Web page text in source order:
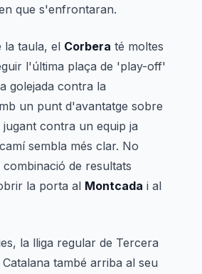
que s'enfrontaran.
la taula, el Corbera té moltes
l'última plaça de 'play-off'
golejada contra la
un punt d'avantatge sobre
jugant contra un equip ja
sembla més clar. No
de resultats
la porta al Montcada i al
la lliga regular de Tercera
també arriba al seu